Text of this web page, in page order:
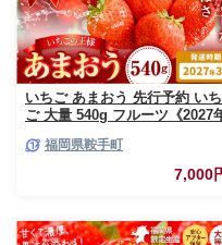
いちご あまおう 先行予約 いち
ご 大量 540g フルーツ《2027
だもの 果物 福岡県 鞍手町【配
福岡県鞍手町
7,000